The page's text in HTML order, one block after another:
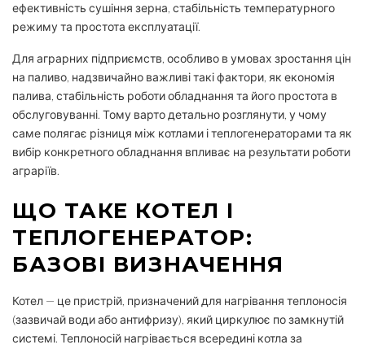
ефективність сушіння зерна, стабільність температурного
режиму та простота експлуатації.
Для аграрних підприємств, особливо в умовах зростання цін
на паливо, надзвичайно важливі такі фактори, як економія
палива, стабільність роботи обладнання та його простота в
обслуговуванні. Тому варто детально розглянути, у чому
саме полягає різниця між котлами і теплогенераторами та як
вибір конкретного обладнання впливає на результати роботи
аграріїв.
ЩО ТАКЕ КОТЕЛ І
ТЕПЛОГЕНЕРАТОР:
БАЗОВІ ВИЗНАЧЕННЯ
Котел — це пристрій, призначений для нагрівання теплоносія
(зазвичай води або антифризу), який циркулює по замкнутій
системі. Теплоносій нагрівається всередині котла за